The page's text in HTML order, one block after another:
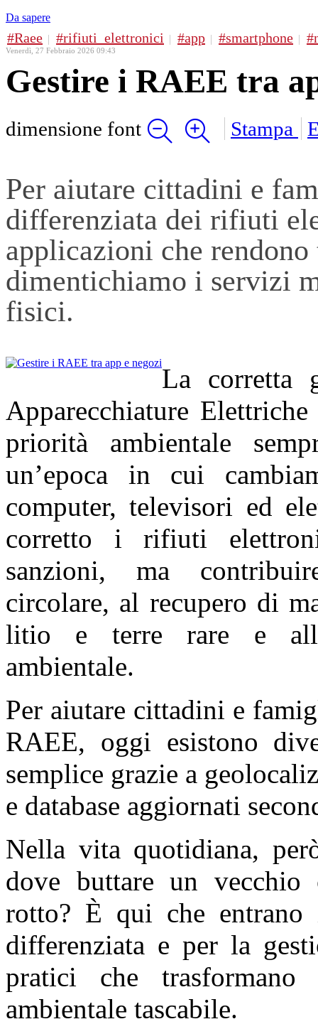
Da sapere
Raee rifiuti_elettronici app smartphone
Venerdì, 27 Febbraio 2026 09:43
Gestire i RAEE tra
dimensione font Stampa
Per aiutare cittadini e
differenziata dei rifiuti
applicazioni che
dimentichiamo i servizi
fisici.
La corretta
Apparecchiature
priorità ambientale
un’epoca in cui
computer, televisori ed
corretto i rifiuti
sanzioni, ma
circolare, al recupero di
litio e terre rare e alla
ambientale.
Per aiutare cittadini e
RAEE, oggi esistono
semplice grazie a
e database aggiornati
Nella vita quotidiana,
dove buttare un vecchio
rotto? È qui che
differenziata e per la
pratici che
ambientale tascabile.